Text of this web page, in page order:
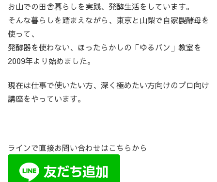
お山での田舎暮らしを実践、発酵生活をしています。
そんな暮らしを踏まえながら、東京と山梨で自家製酵母を
使って、
発酵器を使わない、ほったらかしの「ゆるパン」教室を
2009年より始めました。
現在は仕事で使いたい方、深く極めたい方向けのプロ向け
講座をやっています。
ラインで直接お問い合わせはこちらから